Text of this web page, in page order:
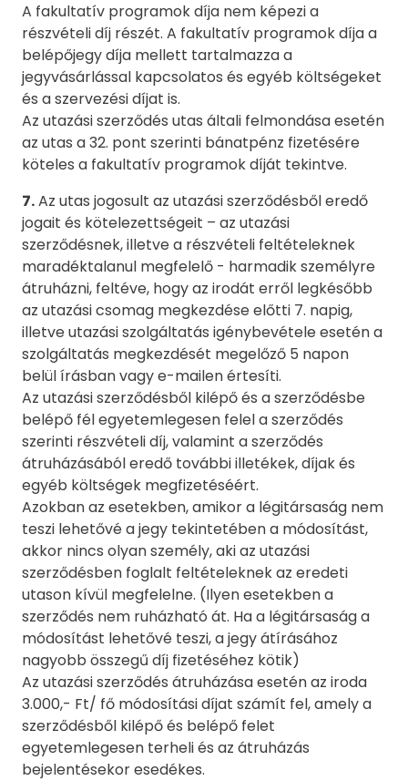
A fakultatív programok díja nem képezi a
részvételi díj részét. A fakultatív programok díja a
belépőjegy díja mellett tartalmazza a
jegyvásárlással kapcsolatos és egyéb költségeket
és a szervezési díjat is.
Az utazási szerződés utas általi felmondása esetén
az utas a 32. pont szerinti bánatpénz fizetésére
köteles a fakultatív programok díját tekintve.
7.Az utas jogosult az utazási szerződésből eredő
jogait és kötelezettségeit – az utazási
szerződésnek, illetve a részvételi feltételeknek
maradéktalanul megfelelő - harmadik személyre
átruházni, feltéve, hogy az irodát erről legkésőbb
az utazási csomag megkezdése előtti 7. napig,
illetve utazási szolgáltatás igénybevétele esetén a
szolgáltatás megkezdését megelőző 5 napon
belül írásban vagy e-mailen értesíti.
Az utazási szerződésből kilépő és a szerződésbe
belépő fél egyetemlegesen felel a szerződés
szerinti részvételi díj, valamint a szerződés
átruházásából eredő további illetékek, díjak és
egyéb költségek megfizetéséért.
Azokban az esetekben, amikor a légitársaság nem
teszi lehetővé a jegy tekintetében a módosítást,
akkor nincs olyan személy, aki az utazási
szerződésben foglalt feltételeknek az eredeti
utason kívül megfelelne. (Ilyen esetekben a
szerződés nem ruházható át. Ha a légitársaság a
módosítást lehetővé teszi, a jegy átírásához
nagyobb összegű díj fizetéséhez kötik)
Az utazási szerződés átruházása esetén az iroda
3.000,- Ft/ fő módosítási díjat számít fel, amely a
szerződésből kilépő és belépő felet
egyetemlegesen terheli és az átruházás
bejelentésekor esedékes.